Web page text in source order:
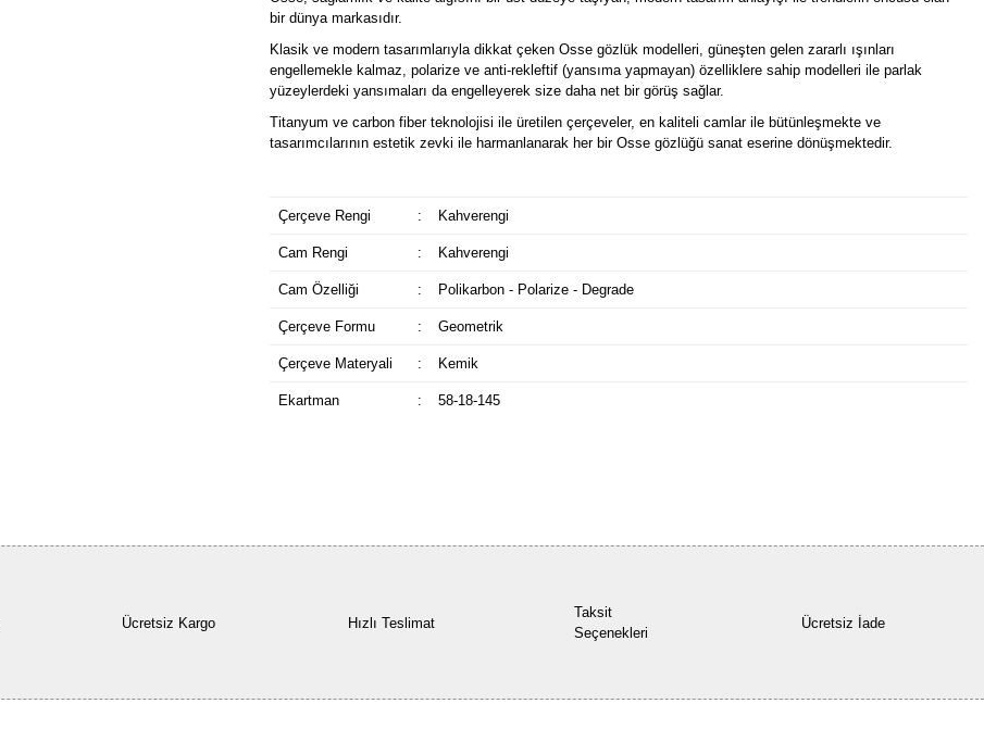
bir dünya markasıdır.
Klasik ve modern tasarımlarıyla dikkat çeken Osse gözlük modelleri, güneşten gelen zararlı ışınları
engellemekle kalmaz, polarize ve anti-rekleftif (yansıma yapmayan) özelliklere sahip modelleri ile parlak
yüzeylerdeki yansımaları da engelleyerek size daha net bir görüş sağlar.
Titanyum ve carbon fiber teknolojisi ile üretilen çerçeveler, en kaliteli camlar ile bütünleşmekte ve
tasarımcılarının estetik zevki ile harmanlanarak her bir Osse gözlüğü sanat eserine dönüşmektedir.
Çerçeve Rengi : Kahverengi
Cam Rengi : Kahverengi
Cam Özelliği : Polikarbon - Polarize - Degrade
Çerçeve Formu : Geometrik
Çerçeve Materyali : Kemik
Ekartman : 58-18-145
Ücretsiz Kargo Hızlı Teslimat
Taksit
Seçenekleri
Ücretsiz İade